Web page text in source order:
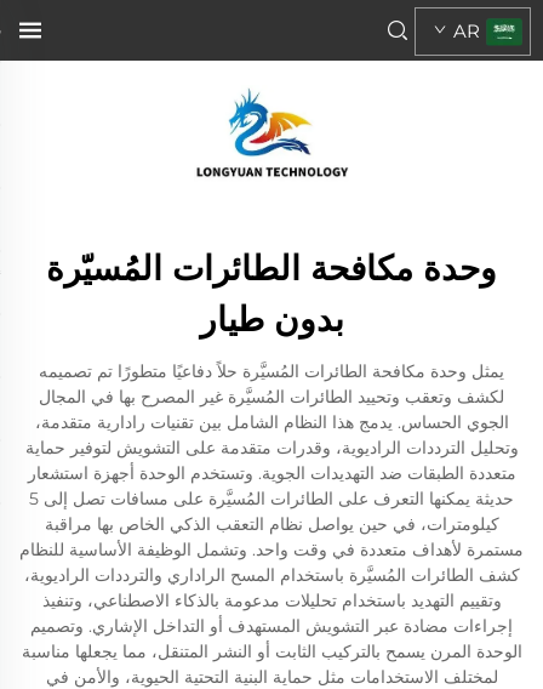
AR
وحدة مكافحة الطائرات المُسيّرة
بدون طيار
يمثل وحدة مكافحة الطائرات المُسيَّرة حلاً دفاعيًا متطورًا تم تصميمه
لكشف وتعقب وتحييد الطائرات المُسيَّرة غير المصرح بها في المجال
الجوي الحساس. يدمج هذا النظام الشامل بين تقنيات رادارية متقدمة،
وتحليل الترددات الراديوية، وقدرات متقدمة على التشويش لتوفير حماية
متعددة الطبقات ضد التهديدات الجوية. وتستخدم الوحدة أجهزة استشعار
حديثة يمكنها التعرف على الطائرات المُسيَّرة على مسافات تصل إلى 5
كيلومترات، في حين يواصل نظام التعقب الذكي الخاص بها مراقبة
مستمرة لأهداف متعددة في وقت واحد. وتشمل الوظيفة الأساسية للنظام
كشف الطائرات المُسيَّرة باستخدام المسح الراداري والترددات الراديوية،
وتقييم التهديد باستخدام تحليلات مدعومة بالذكاء الاصطناعي، وتنفيذ
إجراءات مضادة عبر التشويش المستهدف أو التداخل الإشاري. وتصميم
الوحدة المرن يسمح بالتركيب الثابت أو النشر المتنقل، مما يجعلها مناسبة
لمختلف الاستخدامات مثل حماية البنية التحتية الحيوية، والأمن في